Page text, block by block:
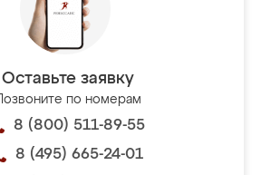
Оставьте заявку
Позвоните по номерам
8 (800) 511-89-55
8 (495) 665-24-01